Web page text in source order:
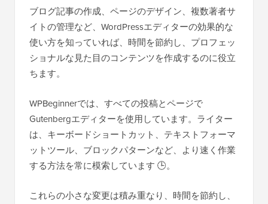
ブログ記事の作成、ページのデザイン、複数著者サ
イトの管理など、WordPressエディターの効果的な
使い方を知っていれば、時間を節約し、プロフェッ
ショナルな見た目のコンテンツを作成するのに役立
ちます。
WPBeginnerでは、すべての投稿とページで
Gutenbergエディターを使用しています。ライター
は、キーボードショートカット、テキストフォーマ
ットツール、ブロックパターンなど、より速く作業
する方法を常に模索しています 🕒。
これらの小さな変更は積み重なり、時間を節約し、